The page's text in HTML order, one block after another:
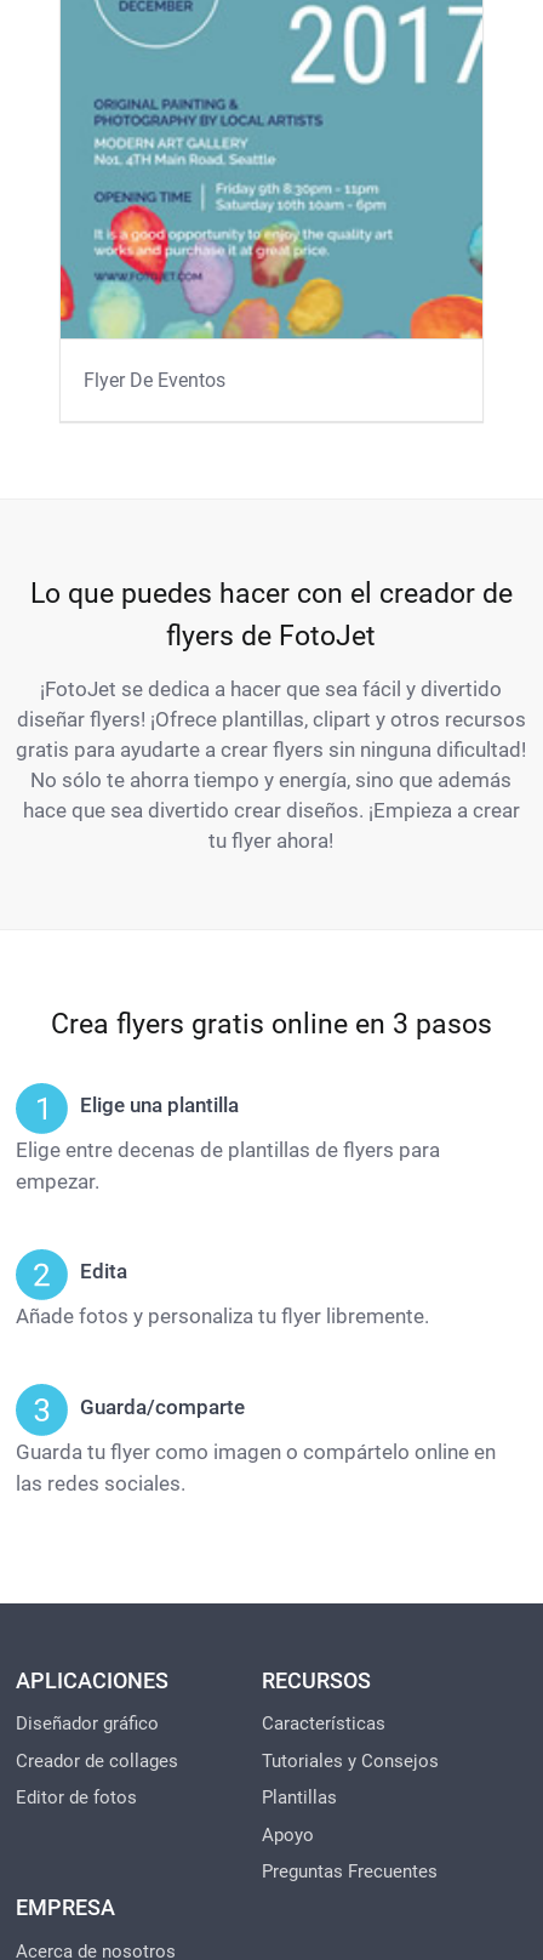
Flyer De Eventos
Lo que puedes hacer con el creador de
flyers de FotoJet
¡FotoJet se dedica a hacer que sea fácil y divertido
diseñar flyers! ¡Ofrece plantillas, clipart y otros recursos
gratis para ayudarte a crear flyers sin ninguna dificultad!
No sólo te ahorra tiempo y energía, sino que además
hace que sea divertido crear diseños. ¡Empieza a crear
tu flyer ahora!
Crea flyers gratis online en 3 pasos
Elige una plantilla
Elige entre decenas de plantillas de flyers para
empezar.
Edita
Añade fotos y personaliza tu flyer libremente.
Guarda/comparte
Guarda tu flyer como imagen o compártelo online en
las redes sociales.
APLICACIONES
Diseñador gráfico
Creador de collages
Editor de fotos
RECURSOS
Características
Tutoriales y Consejos
Plantillas
Apoyo
Preguntas Frecuentes
EMPRESA
Acerca de nosotros